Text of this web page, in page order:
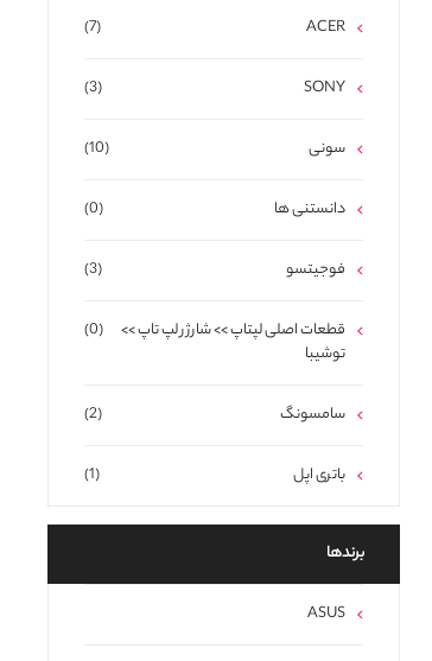
(7) ACER
(3) SONY
(10) سونی
(0) دانستنی ها
(3) فوجیتسو
(0)
قطعات اصلی لپتاپ >> شارژر لپ تاپ >>
توشیبا
(2) سامسونگ
(1) باتری اپل
برند‌ها
ASUS